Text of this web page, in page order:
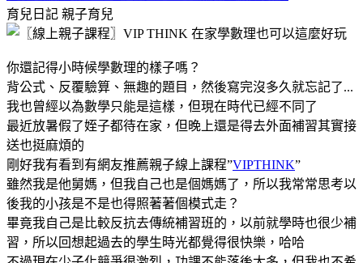
育兒日記 親子育兒
你還記得小時候學數理的樣子嗎？
背公式、反覆驗算、無趣的題目，然後寫完沒多久就忘記了...
我也曾經以為數學只能是這樣，但現在時代已經不同了
最近放暑假了姪子都待在家，但晚上還是得去外面補習其實接
送也挺麻煩的
剛好我有看到有網友推薦親子線上課程”VIPTHINK”
雖然我是他舅媽，但我自己也是個媽媽了，所以我常常思考以
後我的小孩是不是也得照著著個模式走？
畢竟我自己是比較反抗去傳統補習班的，以前就學時也很少補
習，所以回想起過去的學生時光都覺得很快樂，哈哈